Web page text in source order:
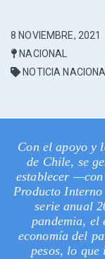
8 NOVIEMBRE, 2021
NACIONAL
NOTICIA NACIONAL
Con el apoyo y
de Chile, se
establecer
Producto
serie anual
pandemia, el
economía del
pesos, lo